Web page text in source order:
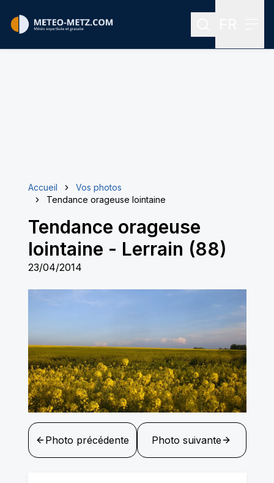
Rechercher
Accueil
Vos photos
Tendance orageuse lointaine
Tendance orageuse
lointaine - Lerrain (88)
23/04/2014
Photo précédente Photo suivante